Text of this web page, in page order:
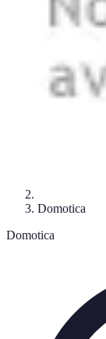
Domotica
Domotica